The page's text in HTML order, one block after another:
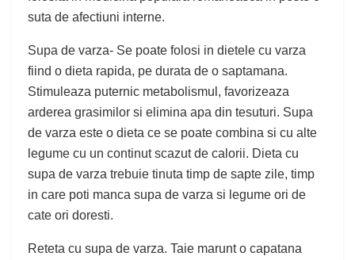
suta de afectiuni interne.
Supa de varza- Se poate folosi in dietele cu varza
fiind o dieta rapida, pe durata de o saptamana.
Stimuleaza puternic metabolismul, favorizeaza
arderea grasimilor si elimina apa din tesuturi. Supa
de varza este o dieta ce se poate combina si cu alte
legume cu un continut scazut de calorii. Dieta cu
supa de varza trebuie tinuta timp de sapte zile, timp
in care poti manca supa de varza si legume ori de
cate ori doresti.
Reteta cu supa de varza. Taie marunt o capatana